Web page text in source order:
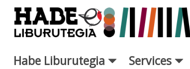
Saut au contenu principal
Habe Liburutegia Services